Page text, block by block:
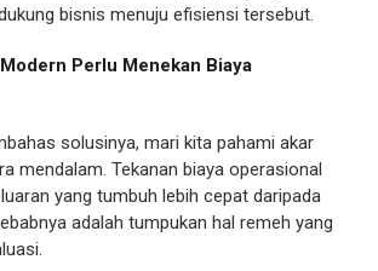
bisnis menuju efisiensi tersebut.
Perlu Menekan Biaya
solusinya, mari kita pahami akar
mendalam. Tekanan biaya operasional
yang tumbuh lebih cepat daripada
adalah tumpukan hal remeh yang